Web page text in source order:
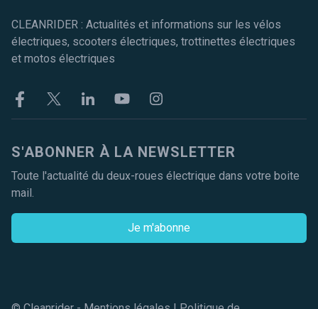
CLEANRIDER : Actualités et informations sur les vélos
électriques, scooters électriques, trottinettes électriques
et motos électriques
FacebookTwitter LinkekinYoutubeInstagram
S'ABONNER À LA NEWSLETTER
Toute l'actualité du deux-roues électrique dans votre boite
mail.
Je m'abonne